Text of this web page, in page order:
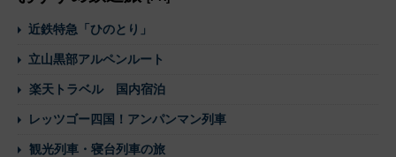
近鉄特急「ひのとり」
立山黒部アルペンルート
楽天トラベル 国内宿泊
レッツゴー四国！アンパンマン列車
観光列車・寝台列車の旅